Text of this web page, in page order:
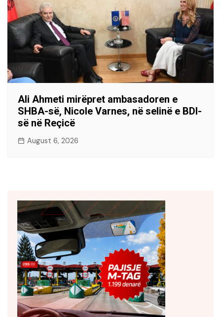
Ali Ahmeti mirëpret ambasadoren e
SHBA-së, Nicole Varnes, në selinë e BDI-
së në Reçicë
August 6, 2026